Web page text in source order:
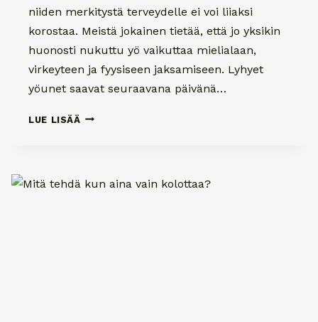
niiden merkitystä terveydelle ei voi liiaksi
korostaa. Meistä jokainen tietää, että jo yksikin
huonosti nukuttu yö vaikuttaa mielialaan,
virkeyteen ja fyysiseen jaksamiseen. Lyhyet
yöunet saavat seuraavana päivänä…
LUE LISÄÄ UNI